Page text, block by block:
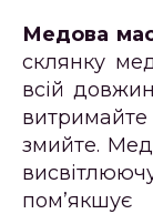
Медова
склянку
всій
витримайте
змийте.